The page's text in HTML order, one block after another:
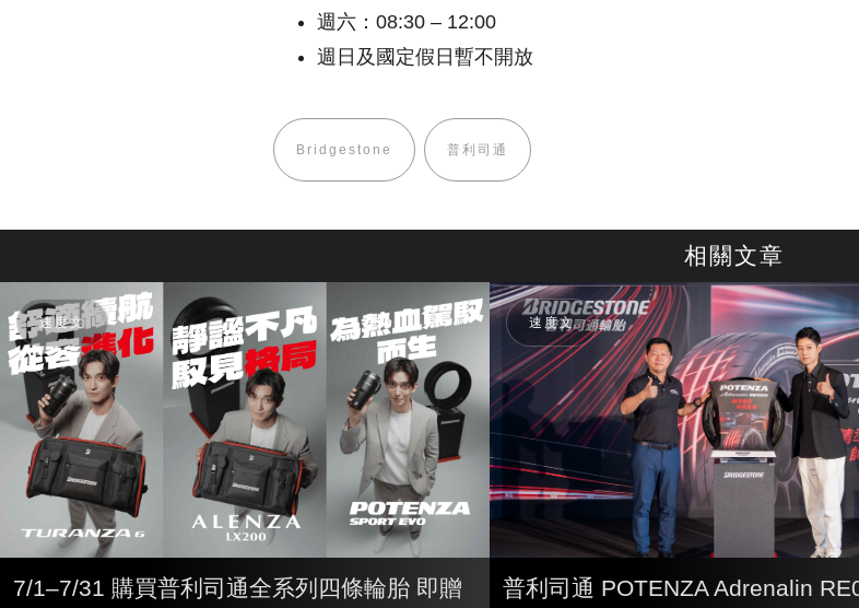
週六：08:30 – 12:00
週日及國定假日暫不開放
Bridgestone 普利司通
相關文章
速度文
7/1–7/31 購買普利司通全系列四條輪胎 即贈
速度文
普利司通 POTENZA Adrenalin